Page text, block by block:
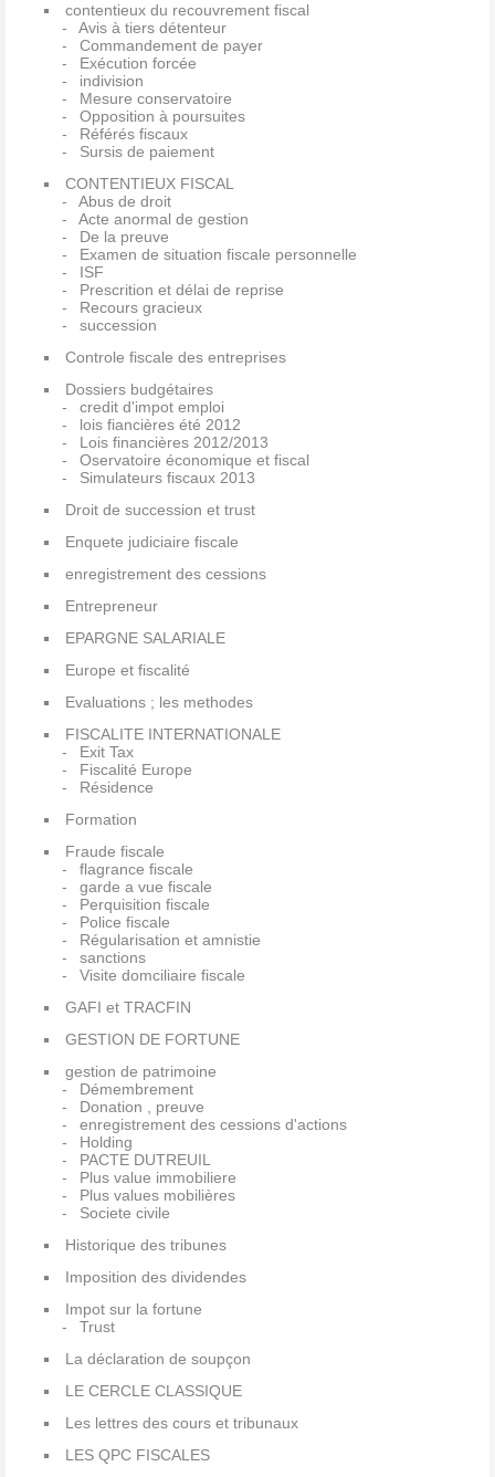
contentieux du recouvrement fiscal
Avis à tiers détenteur
Commandement de payer
Exécution forcée
indivision
Mesure conservatoire
Opposition à poursuites
Référés fiscaux
Sursis de paiement
CONTENTIEUX FISCAL
Abus de droit
Acte anormal de gestion
De la preuve
Examen de situation fiscale personnelle
ISF
Prescrition et délai de reprise
Recours gracieux
succession
Controle fiscale des entreprises
Dossiers budgétaires
credit d'impot emploi
lois fiancières été 2012
Lois financières 2012/2013
Oservatoire économique et fiscal
Simulateurs fiscaux 2013
Droit de succession et trust
Enquete judiciaire fiscale
enregistrement des cessions
Entrepreneur
EPARGNE SALARIALE
Europe et fiscalité
Evaluations ; les methodes
FISCALITE INTERNATIONALE
Exit Tax
Fiscalité Europe
Résidence
Formation
Fraude fiscale
flagrance fiscale
garde a vue fiscale
Perquisition fiscale
Police fiscale
Régularisation et amnistie
sanctions
Visite domciliaire fiscale
GAFI et TRACFIN
GESTION DE FORTUNE
gestion de patrimoine
Démembrement
Donation , preuve
enregistrement des cessions d'actions
Holding
PACTE DUTREUIL
Plus value immobiliere
Plus values mobilières
Societe civile
Historique des tribunes
Imposition des dividendes
Impot sur la fortune
Trust
La déclaration de soupçon
LE CERCLE CLASSIQUE
Les lettres des cours et tribunaux
LES QPC FISCALES